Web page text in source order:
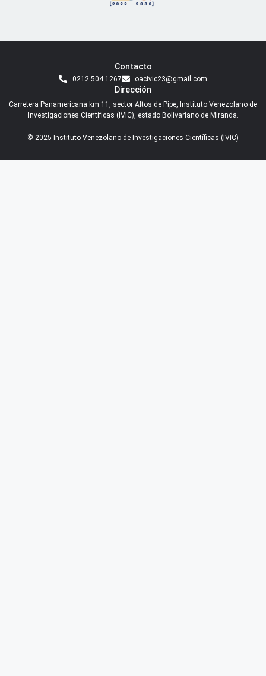
Contacto
0212 504 1267 oacivic23@gmail.com
Dirección
Carretera Panamericana km 11, sector Altos de Pipe, Instituto Venezolano de
Investigaciones Científicas (IVIC), estado Bolivariano de Miranda.
© 2025 Instituto Venezolano de Investigaciones Científicas (IVIC)